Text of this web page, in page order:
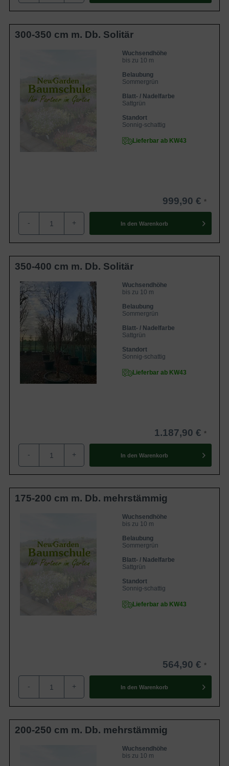
300-350 cm m. Db. Solitär
Wuchsendhöhe
bis zu 10 m
Belaubung
Sommergrün
Blatt- / Nadelfarbe
Sattgrün
Standort
Sonnig-schattig
Lieferbar ab KW43
999,90 €
- + In den Warenkorb
350-400 cm m. Db. Solitär
Wuchsendhöhe
bis zu 10 m
Belaubung
Sommergrün
Blatt- / Nadelfarbe
Sattgrün
Standort
Sonnig-schattig
Lieferbar ab KW43
1.187,90 €
- + In den Warenkorb
175-200 cm m. Db. mehrstämmig
Wuchsendhöhe
bis zu 10 m
Belaubung
Sommergrün
Blatt- / Nadelfarbe
Sattgrün
Standort
Sonnig-schattig
Lieferbar ab KW43
564,90 €
- + In den Warenkorb
200-250 cm m. Db. mehrstämmig
Wuchsendhöhe
bis zu 10 m